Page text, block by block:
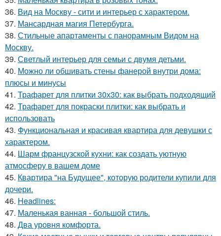
36. Вид на Москву - сити и интерьер с характером.
37. Мансардная магия Петербурга.
38. Стильные апартаменты с панорамным Видом на
Москву.
39. Светлый интерьер для семьи с двумя детьми.
40. Можно ли обшивать стены фанерой внутри дома:
плюсы и минусы
41. Трафарет для плитки 30х30: как выбрать подходящий
42. Трафарет для покраски плитки: как выбрать и
использовать
43. Функциональная и красивая квартира для девушки с
характером.
44. Шарм французской кухни: как создать уютную
атмосферу в вашем доме
45. Квартира "на Будущее", которую родители купили для
дочери.
46. Headlines:
47. Маленькая ванная - большой стиль.
48. Два уровня комфорта.